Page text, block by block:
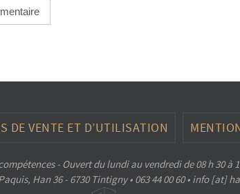
DE VENTE ET D’UTILISATION
- Ouvert du lundi au vendredi de 08 h 30 à
Han 36 - 6730 Tintigny • 063 44 00 60 • info [at]